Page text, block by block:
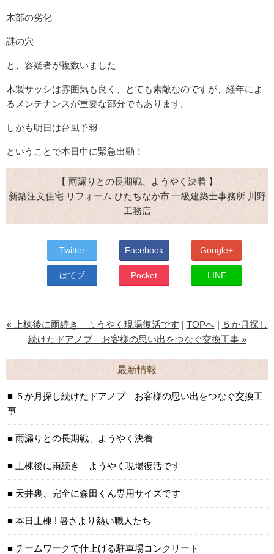
木部の劣化
謎の穴
と、容疑者が複数いました
木製サッシは雰囲気も良く、とても素敵なのですが、経年によ
るメンテナンスが重要な部分でもあります。
しかも明日は台風予報
ということで本日中に緊急出動！
【 雨漏りとの長期戦、ようやく決着 】
新築注文住宅 リフォーム ひたちなか市 一級建築士事務所 川野
工務店
Twitter Facebook Google+
はてブ Pocket LINE
« 上棟後に雨続き ようやく現場復活です | TOPへ| ５か月探し
続けたドアノブ お客様の思い出をつなぐ交換工事 »
最新情報
５か月探し続けたドアノブ お客様の思い出をつなぐ交換工
事
雨漏りとの長期戦、ようやく決着
上棟後に雨続き ようやく現場復活です
天井裏、完全に森田くん専用サイズです
本日上棟 ! 暑さより熱い職人たち
チームワークで仕上げる駐車場コンクリート